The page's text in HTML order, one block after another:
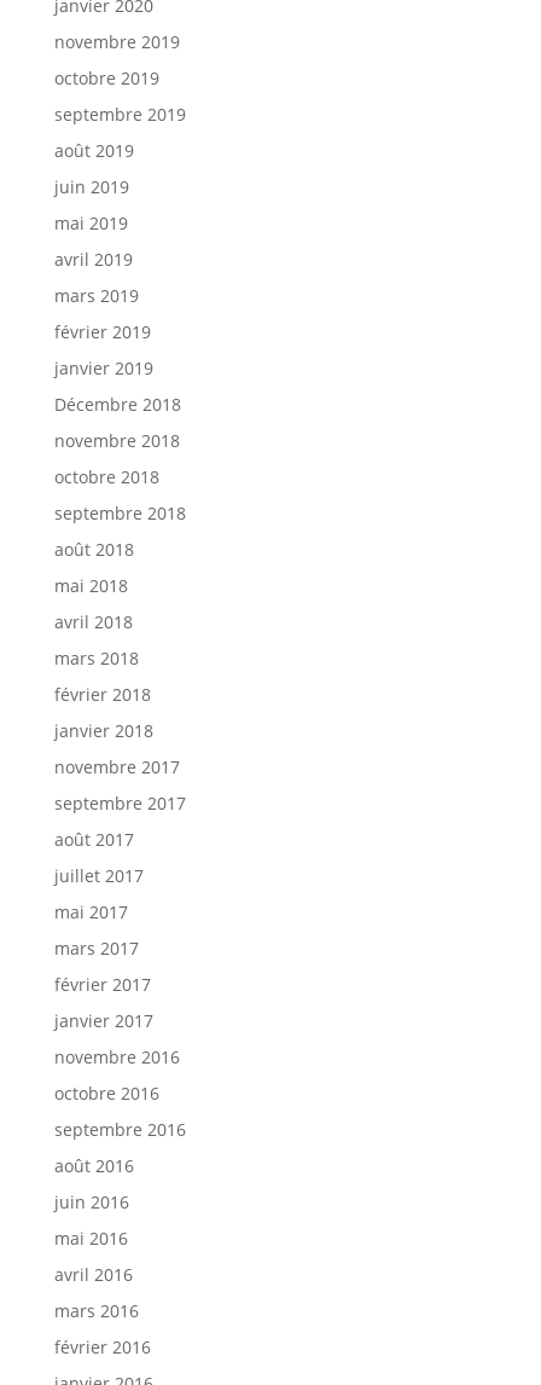
janvier 2020
novembre 2019
octobre 2019
septembre 2019
août 2019
juin 2019
mai 2019
avril 2019
mars 2019
février 2019
janvier 2019
Décembre 2018
novembre 2018
octobre 2018
septembre 2018
août 2018
mai 2018
avril 2018
mars 2018
février 2018
janvier 2018
novembre 2017
septembre 2017
août 2017
juillet 2017
mai 2017
mars 2017
février 2017
janvier 2017
novembre 2016
octobre 2016
septembre 2016
août 2016
juin 2016
mai 2016
avril 2016
mars 2016
février 2016